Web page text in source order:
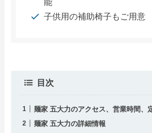
能
子供用の補助椅子もご用意
目次
麺家 五大力のアクセス、営業時間、
麺家 五大力の詳細情報